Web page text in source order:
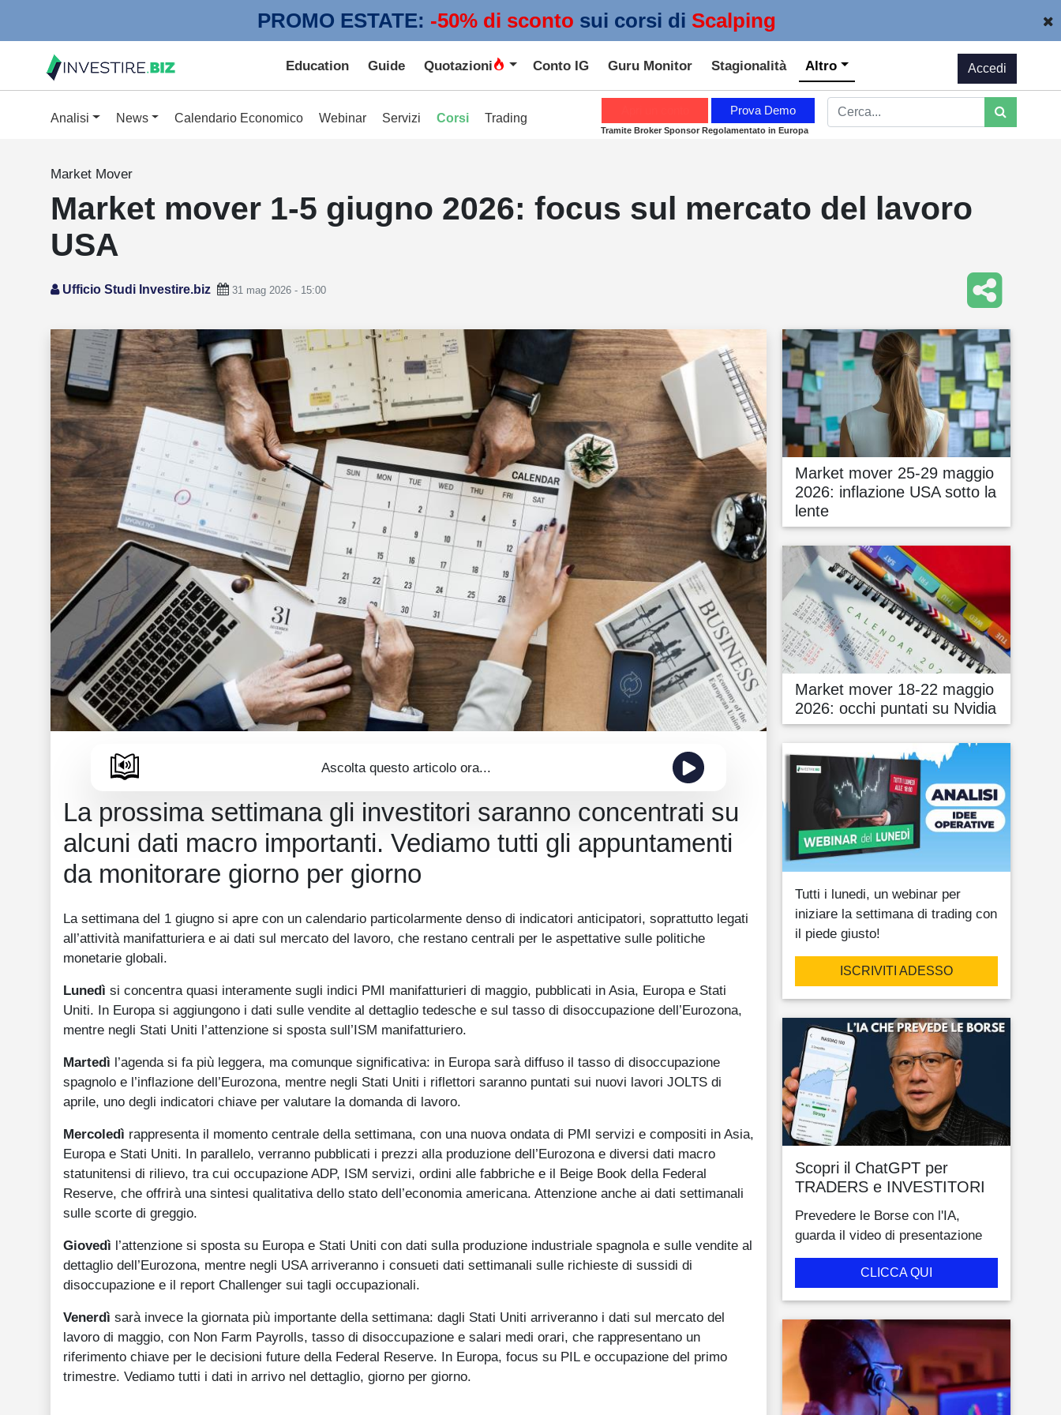
PROMO ESTATE: -50% di sconto sui corsi di Scalping
Education Guide Quotazioni Conto IG Guru Monitor Stagionalità Altro Accedi
Analisi News Calendario Economico Webinar Servizi Corsi Trading
Prova Demo
Tramite Broker Sponsor Regolamentato in Europa
Market Mover
Market mover 1-5 giugno 2026: focus sul mercato del lavoro
USA
Ufficio Studi Investire.biz 31 mag 2026 - 15:00
Ascolta questo articolo ora...
La prossima settimana gli investitori saranno concentrati su
alcuni dati macro importanti. Vediamo tutti gli appuntamenti
da monitorare giorno per giorno
La settimana del 1 giugno si apre con un calendario particolarmente denso di indicatori anticipatori, soprattutto legati
all’attività manifatturiera e ai dati sul mercato del lavoro, che restano centrali per le aspettative sulle politiche
monetarie globali.
Lunedì si concentra quasi interamente sugli indici PMI manifatturieri di maggio, pubblicati in Asia, Europa e Stati
Uniti. In Europa si aggiungono i dati sulle vendite al dettaglio tedesche e sul tasso di disoccupazione dell’Eurozona,
mentre negli Stati Uniti l’attenzione si sposta sull’ISM manifatturiero.
Martedì l’agenda si fa più leggera, ma comunque significativa: in Europa sarà diffuso il tasso di disoccupazione
spagnolo e l’inflazione dell’Eurozona, mentre negli Stati Uniti i riflettori saranno puntati sui nuovi lavori JOLTS di
aprile, uno degli indicatori chiave per valutare la domanda di lavoro.
Mercoledì rappresenta il momento centrale della settimana, con una nuova ondata di PMI servizi e compositi in Asia,
Europa e Stati Uniti. In parallelo, verranno pubblicati i prezzi alla produzione dell’Eurozona e diversi dati macro
statunitensi di rilievo, tra cui occupazione ADP, ISM servizi, ordini alle fabbriche e il Beige Book della Federal
Reserve, che offrirà una sintesi qualitativa dello stato dell’economia americana. Attenzione anche ai dati settimanali
sulle scorte di greggio.
Giovedì l’attenzione si sposta su Europa e Stati Uniti con dati sulla produzione industriale spagnola e sulle vendite al
dettaglio dell’Eurozona, mentre negli USA arriveranno i consueti dati settimanali sulle richieste di sussidi di
disoccupazione e il report Challenger sui tagli occupazionali.
Venerdì sarà invece la giornata più importante della settimana: dagli Stati Uniti arriveranno i dati sul mercato del
lavoro di maggio, con Non Farm Payrolls, tasso di disoccupazione e salari medi orari, che rappresentano un
riferimento chiave per le decisioni future della Federal Reserve. In Europa, focus su PIL e occupazione del primo
trimestre. Vediamo tutti i dati in arrivo nel dettaglio, giorno per giorno.
Market mover 25-29 maggio
2026: inflazione USA sotto la
lente
Market mover 18-22 maggio
2026: occhi puntati su Nvidia
Tutti i lunedi, un webinar per
iniziare la settimana di trading con
il piede giusto!
ISCRIVITI ADESSO
Scopri il ChatGPT per
TRADERS e INVESTITORI
Prevedere le Borse con l'IA,
guarda il video di presentazione
CLICCA QUI